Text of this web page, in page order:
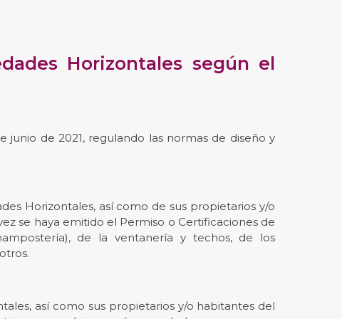
Horizontales según el
de 2021, regulando las normas de diseño y
Horizontales, así como de sus propietarios y/o
se haya emitido el Permiso o Certificaciones de
de la ventanería y techos, de los
así como sus propietarios y/o habitantes del